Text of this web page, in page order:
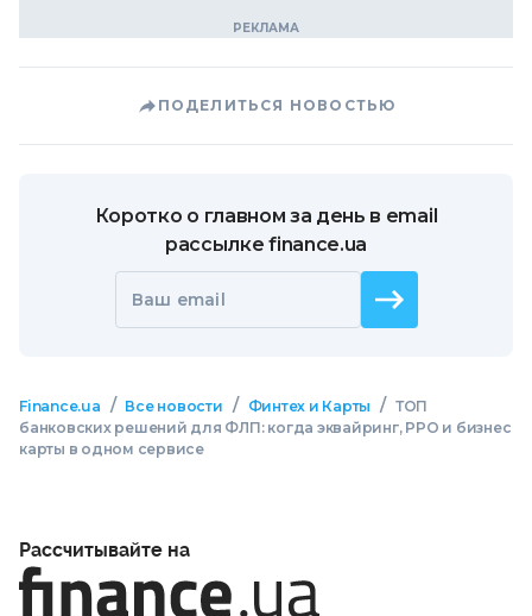
ПОДЕЛИТЬСЯ НОВОСТЬЮ
Коротко о главном за день в email
рассылке finance.ua
Ваш email
Finance.ua / Все новости / Финтех и Карты / ТОП
банковских решений для ФЛП: когда эквайринг, РРО и бизнес
карты в одном сервисе
Рассчитывайте на